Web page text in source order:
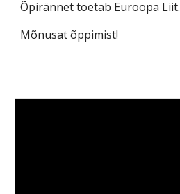
Õpirännet toetab Euroopa Liit.
Mõnusat õppimist!